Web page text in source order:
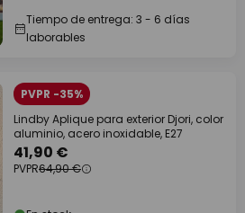
Tiempo de entrega: 3 - 6 días
laborables
PVPR -35%
Lindby Aplique para exterior Djori, color
aluminio, acero inoxidable, E27
41,90 €
PVPR64,90 €